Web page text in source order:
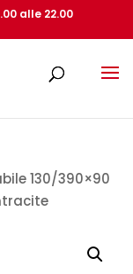
alle 22.00
130/390×90